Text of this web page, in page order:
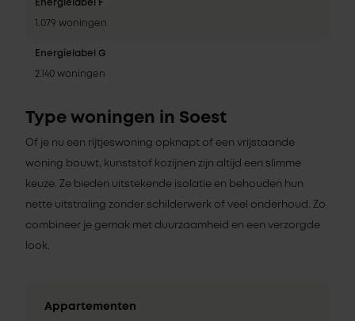
Energielabel F
1.079 woningen
Energielabel G
2.140 woningen
Type woningen in Soest
Of je nu een rijtjeswoning opknapt of een vrijstaande
woning bouwt, kunststof kozijnen zijn altijd een slimme
keuze. Ze bieden uitstekende isolatie en behouden hun
nette uitstraling zonder schilderwerk of veel onderhoud. Zo
combineer je gemak met duurzaamheid en een verzorgde
look.
Appartementen